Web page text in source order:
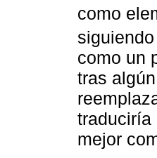
como
como un
tras
traduciría
mejor